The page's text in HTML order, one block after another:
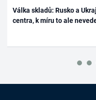
Válka skladů: Rusko a
centra, k míru to ale